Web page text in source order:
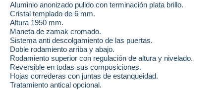
Aluminio anonizado pulido con terminación plata brillo.
Cristal templado de 6 mm.
Altura 1950 mm.
Maneta de zamak cromado.
Sistema anti descolgamiento de las puertas.
Doble rodamiento arriba y abajo.
Rodamiento superior con regulación de altura y nivelado.
Reversible en todas sus composiciones.
Hojas correderas con juntas de estanqueidad.
Tratamiento antical opcional.